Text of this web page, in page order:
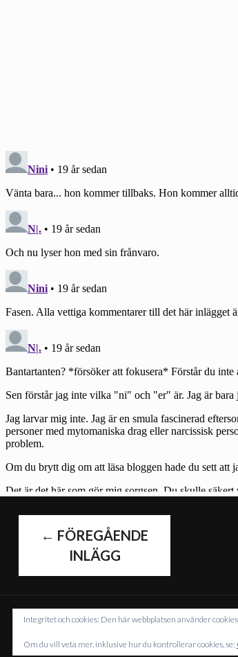
← FÖREGÅENDE
INLÄGG
Integritet och cookies: Den här webbplatsen använder
Om du vill veta mer, inklusive hur du kontrollerar cookies, se: